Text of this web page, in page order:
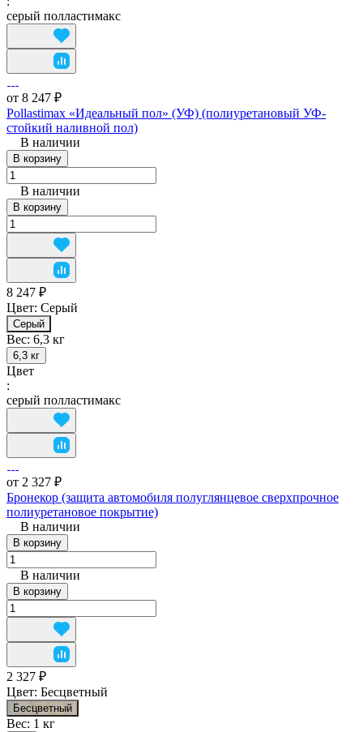
серый полластимакс
от 8 247 ₽
Pollastimax «Идеальный пол» (УФ) (полиуретановый УФ-
стойкий наливной пол)
В наличии
В корзину
В наличии
В корзину
8 247 ₽
Цвет: Серый
Серый
Вес: 6,3 кг
6,3 кг
Цвет
:
серый полластимакс
от 2 327 ₽
Бронекор (защита автомобиля полуглянцевое сверхпрочное
полиуретановое покрытие)
В наличии
В корзину
В наличии
В корзину
2 327 ₽
Цвет: Бесцветный
Бесцветный
Вес: 1 кг